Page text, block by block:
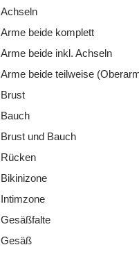
Achseln
Arme beide komplett
Arme beide inkl. Achseln
Arme beide teilweise
Brust
Bauch
Brust und Bauch
Rücken
Bikinizone
Intimzone
Gesäßfalte
Gesäß